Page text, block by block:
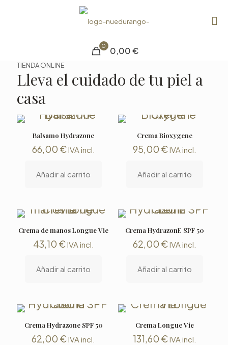
0 0,00 €
TIENDA ONLINE
Lleva el cuidado de tu piel a
casa
Balsamo Hydrazone
66,00 €IVA incl.
Añadir al carrito
Crema Bioxygene
95,00 €IVA incl.
Añadir al carrito
Crema de manos Longue Vie
43,10 €IVA incl.
Añadir al carrito
Crema HydrazonE SPF 50
62,00 €IVA incl.
Añadir al carrito
Crema Hydrazone SPF 50
62,00 €IVA incl.
Crema Longue Vie
131,60 €IVA incl.